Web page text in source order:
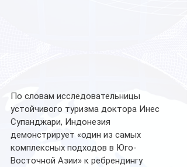
По словам исследовательницы
устойчивого туризма доктора Инес
Супанджари, Индонезия
демонстрирует «один из самых
комплексных подходов в Юго-
Восточной Азии» к ребрендингу